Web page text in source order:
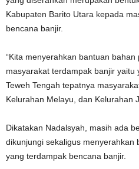
Kabupaten Barito Utara kepada
bencana banjir.
“Kita menyerahkan bantuan
masyarakat terdampak banjir yaitu
Teweh Tengah tepatnya
Kelurahan Melayu, dan Kelurahan
Dikatakan Nadalsyah, masih ada
dikunjungi sekaligus menyerahkan
yang terdampak bencana banjir.